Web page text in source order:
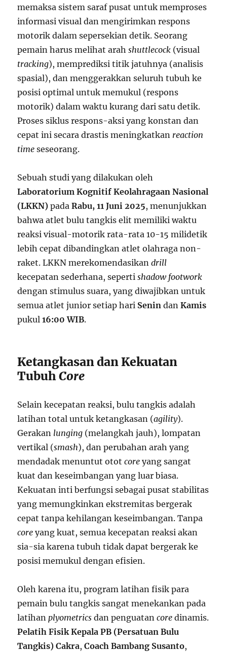
memaksa sistem saraf pusat untuk memproses
informasi visual dan mengirimkan respons
motorik dalam sepersekian detik. Seorang
pemain harus melihat arahshuttlecock (visual
tracking), memprediksi titik jatuhnya (analisis
spasial), dan menggerakkan seluruh tubuh ke
posisi optimal untuk memukul (respons
motorik) dalam waktu kurang dari satu detik.
Proses siklus respons-aksi yang konstan dan
cepat ini secara drastis meningkatkan reaction
time seseorang.
Sebuah studi yang dilakukan oleh
Laboratorium Kognitif Keolahragaan Nasional
(LKKN) padaRabu, 11 Juni 2025, menunjukkan
bahwa atlet bulu tangkis elit memiliki waktu
reaksi visual-motorik rata-rata 10-15 milidetik
lebih cepat dibandingkan atlet olahraga non-
raket. LKKN merekomendasikandrill
kecepatan sederhana, sepertishadow footwork
dengan stimulus suara, yang diwajibkan untuk
semua atlet junior setiap hari Senin danKamis
pukul16:00 WIB.
Ketangkasan dan Kekuatan
TubuhCore
Selain kecepatan reaksi, bulu tangkis adalah
latihan total untuk ketangkasan (agility).
Gerakan lunging (melangkah jauh), lompatan
vertikal (smash), dan perubahan arah yang
mendadak menuntut ototcore yang sangat
kuat dan keseimbangan yang luar biasa.
Kekuatan inti berfungsi sebagai pusat stabilitas
yang memungkinkan ekstremitas bergerak
cepat tanpa kehilangan keseimbangan. Tanpa
core yang kuat, semua kecepatan reaksi akan
sia-sia karena tubuh tidak dapat bergerak ke
posisi memukul dengan efisien.
Oleh karena itu, program latihan fisik para
pemain bulu tangkis sangat menekankan pada
latihanplyometrics dan penguatancore dinamis.
Pelatih Fisik Kepala PB (Persatuan Bulu
Tangkis) Cakra,Coach Bambang Susanto,